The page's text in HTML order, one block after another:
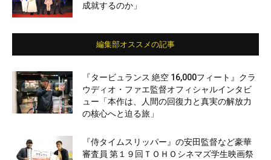
成就するのか」
編集部オススメの記事
『タービュランス 絶空 16,000フィート』クラ
ウディオ・ファエ監督オフィシャルインタビ
ュー「本作は、人間の回復力と真実の解放力
の核心へと迫る旅」
『侍タイムスリッパー』の安田監督など豪華
審査員 第１９回ＴＯＨＯシネマズ学生映画祭